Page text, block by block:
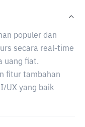
populer dan
secara real-time
uang fiat.
fitur tambahan
UX yang baik